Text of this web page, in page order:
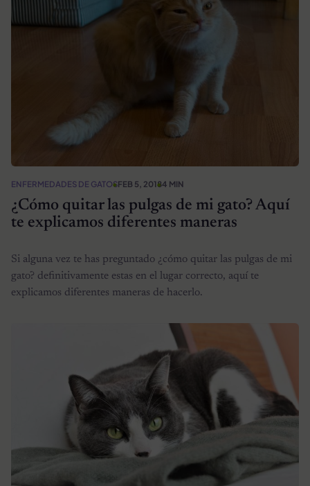
ENFERMEDADES DE GATOSFEB 5, 20184 MIN
¿Cómo quitar las pulgas de mi gato? Aquí
te explicamos diferentes maneras
Si alguna vez te has preguntado ¿cómo quitar las pulgas de mi
gato? definitivamente estas en el lugar correcto, aquí te
explicamos diferentes maneras de hacerlo.